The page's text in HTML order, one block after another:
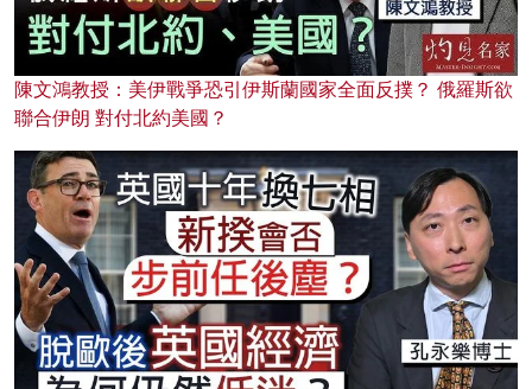
陳文鴻教授：美伊戰爭恐引伊斯蘭國家全面反撲？ 俄羅斯欲
聯合伊朗 對付北約美國？